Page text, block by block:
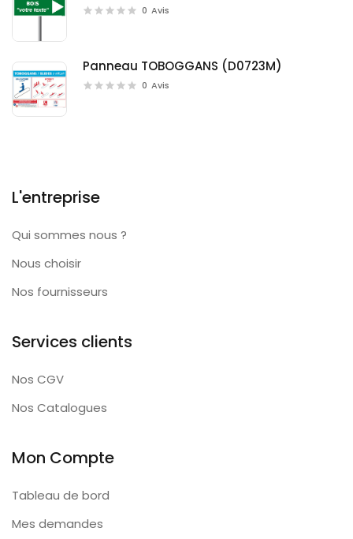
0 Avis
Panneau TOBOGGANS (D0723M)
0 Avis
L'entreprise
Qui sommes nous ?
Nous choisir
Nos fournisseurs
Services clients
Nos CGV
Nos Catalogues
Mon Compte
Tableau de bord
Mes demandes